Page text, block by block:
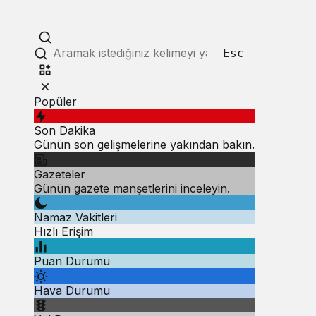
Esc
Popüler
Son Dakika
Günün son gelişmelerine yakından bakın.
Gazeteler
Günün gazete manşetlerini inceleyin.
Namaz Vakitleri
Hızlı Erişim
Puan Durumu
Hava Durumu